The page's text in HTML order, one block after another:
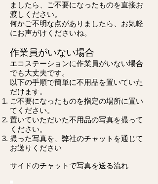
ましたら、ご不要になったものを直接お
渡しください。
何かご不明な点がありましたら、お気軽
にお声がけくださいね。
作業員がいない場合
エコステーションに作業員がいない場合
でも大丈夫です。
以下の手順で簡単に不用品を置いていた
だけます。
ご不要になったものを指定の場所に置い
てください。
置いていただいた不用品の写真を撮って
ください。
撮った写真を、弊社のチャットを通じて
お送りください
サイドのチャットで写真を送る流れ